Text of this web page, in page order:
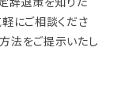
にご相談くださ
法をご提示いたし